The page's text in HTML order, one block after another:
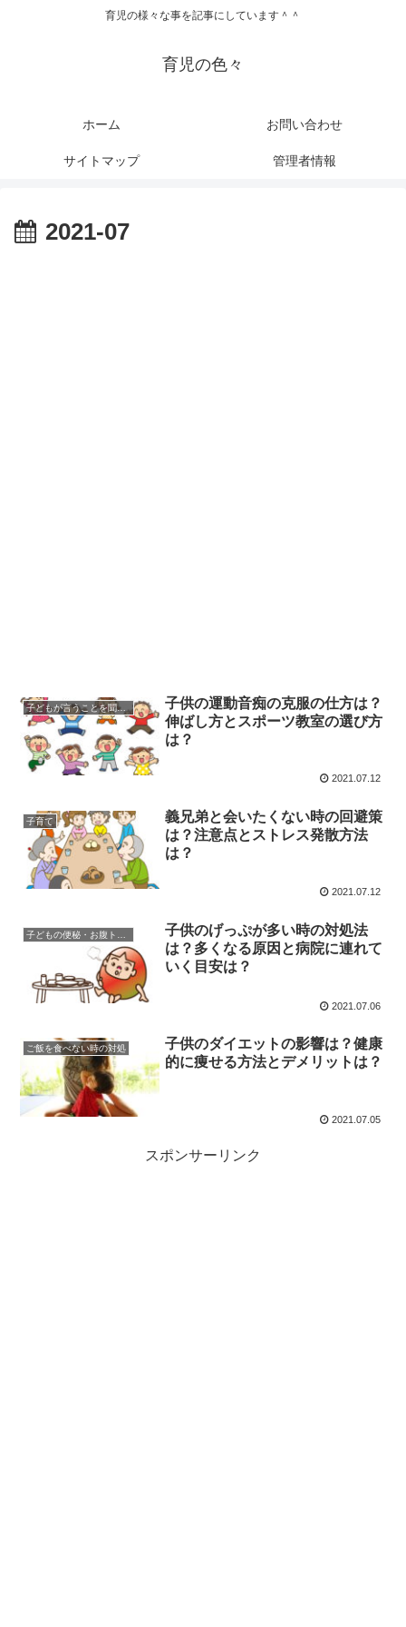
育児の様々な事を記事にしています＾＾
育児の色々
ホーム お問い合わせ
サイトマップ 管理者情報
2021-07
子どもが言うことを聞かない時
子供の運動音痴の克服の仕方は？
伸ばし方とスポーツ教室の選び方
は？
2021.07.12
子育て
義兄弟と会いたくない時の回避策
は？注意点とストレス発散方法
は？
2021.07.12
子どもの便秘・お腹トラブル
子供のげっぷが多い時の対処法
は？多くなる原因と病院に連れて
いく目安は？
2021.07.06
ご飯を食べない時の対処
子供のダイエットの影響は？健康
的に痩せる方法とデメリットは？
2021.07.05
スポンサーリンク